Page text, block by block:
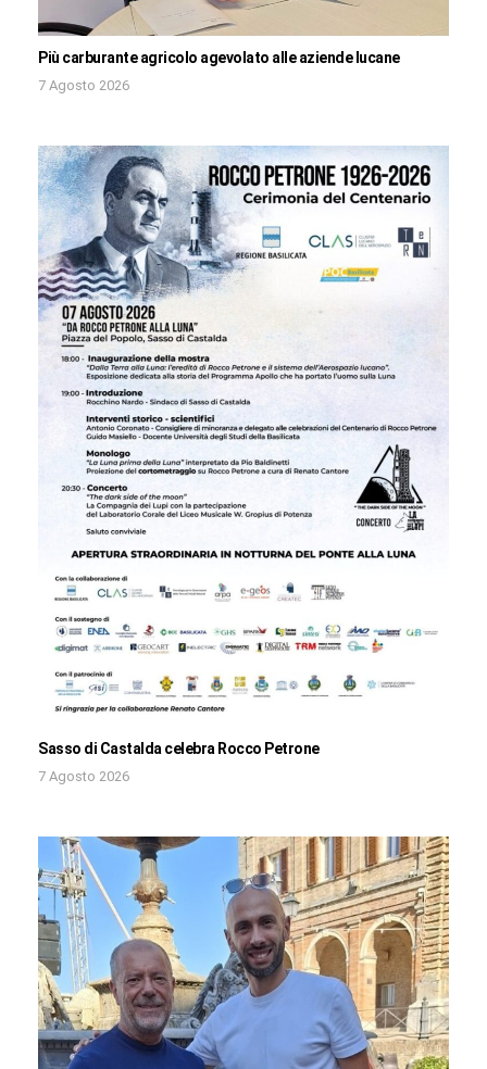
Più carburante agricolo agevolato alle aziende lucane
7 Agosto 2026
Sasso di Castalda celebra Rocco Petrone
7 Agosto 2026